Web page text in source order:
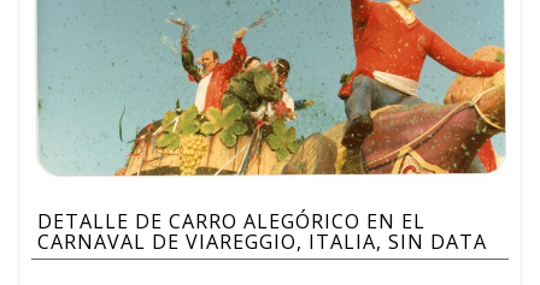
DETALLE DE CARRO ALEGÓRICO EN EL
CARNAVAL DE VIAREGGIO, ITALIA, SIN DATA